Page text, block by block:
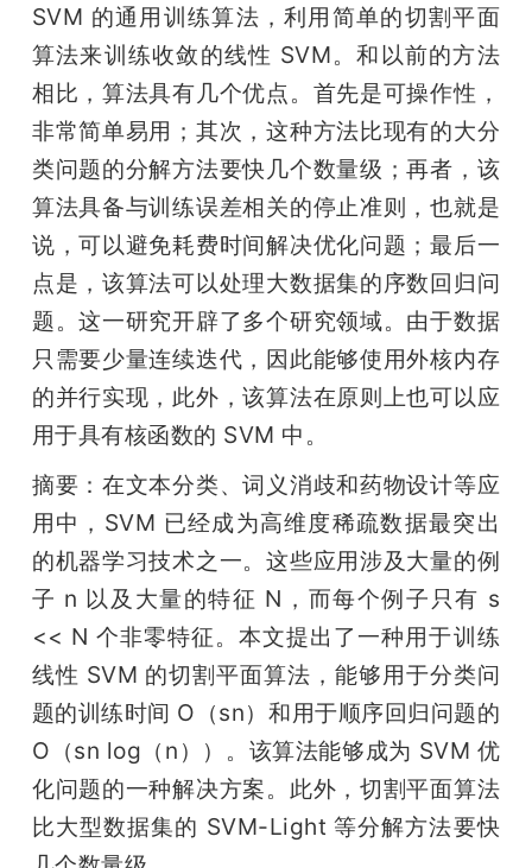
SVM 的通用训练算法，利用简单的切割平面
算法来训练收敛的线性 SVM。和以前的方法
相比，算法具有几个优点。首先是可操作性，
非常简单易用；其次，这种方法比现有的大分
类问题的分解方法要快几个数量级；再者，该
算法具备与训练误差相关的停止准则，也就是
说，可以避免耗费时间解决优化问题；最后一
点是，该算法可以处理大数据集的序数回归问
题。这一研究开辟了多个研究领域。由于数据
只需要少量连续迭代，因此能够使用外核内存
的并行实现，此外，该算法在原则上也可以应
用于具有核函数的 SVM 中。
摘要：在文本分类、词义消歧和药物设计等应
用中，SVM 已经成为高维度稀疏数据最突出
的机器学习技术之一。这些应用涉及大量的例
子 n 以及大量的特征 N，而每个例子只有 s
<< N 个非零特征。本文提出了一种用于训练
线性 SVM 的切割平面算法，能够用于分类问
题的训练时间 O（sn）和用于顺序回归问题的
O（sn log（n））。该算法能够成为 SVM 优
化问题的一种解决方案。此外，切割平面算法
比大型数据集的 SVM-Light 等分解方法要快